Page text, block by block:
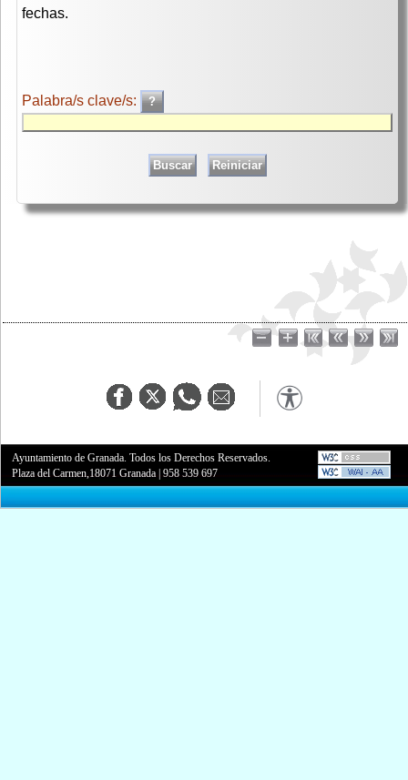
fechas.
Palabra/s clave/s:
Ayuntamiento de Granada. Todos los Derechos Reservados.
Plaza del Carmen,18071 Granada |958 539 697